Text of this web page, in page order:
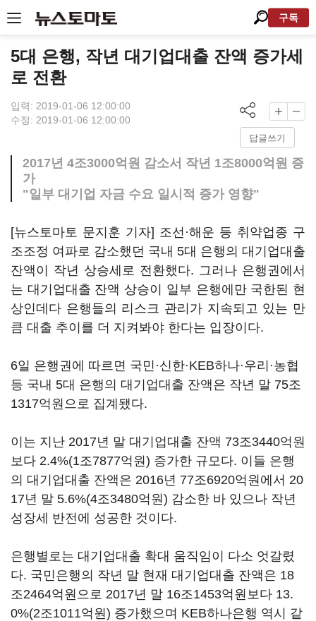
구독
5대 은행, 작년 대기업대출 잔액 증가세
로 전환
입력: 2019-01-06 12:00:00
수정: 2019-01-06 12:00:00
답글쓰기
2017년 4조3000억원 감소서 작년 1조8000억원 증
가
"일부 대기업 자금 수요 일시적 증가 영향"
[뉴스토마토 문지훈 기자] 조선·해운 등 취약업종 구
조조정 여파로 감소했던 국내 5대 은행의 대기업대출
잔액이 작년 상승세로 전환했다. 그러나 은행권에서
는 대기업대출 잔액 상승이 일부 은행에만 국한된 현
상인데다 은행들의 리스크 관리가 지속되고 있는 만
큼 대출 추이를 더 지켜봐야 한다는 입장이다.
6일 은행권에 따르면 국민·신한·KEB하나·우리·농협
등 국내 5대 은행의 대기업대출 잔액은 작년 말 75조
1317억원으로 집계됐다.
이는 지난 2017년 말 대기업대출 잔액 73조3440억원
보다 2.4%(1조7877억원) 증가한 규모다. 이들 은행
의 대기업대출 잔액은 2016년 77조6920억원에서 20
17년 말 5.6%(4조3480억원) 감소한 바 있으나 작년
성장세 반전에 성공한 것이다.
은행별로는 대기업대출 확대 움직임이 다소 엇갈렸
다. 국민은행의 작년 말 현재 대기업대출 잔액은 18
조2464억원으로 2017년 말 16조1453억원보다 13.
0%(2조1011억원) 증가했으며 KEB하나은행 역시 같